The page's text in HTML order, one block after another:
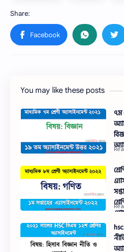
You may like these posts
৭ম